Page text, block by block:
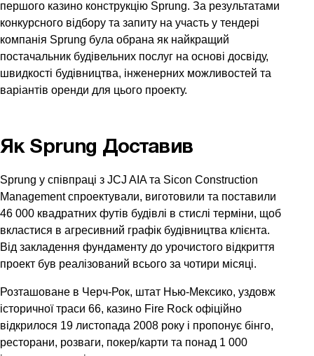
першого казино конструкцію Sprung. За результатами
конкурсного відбору та запиту на участь у тендері
компанія Sprung була обрана як найкращий
постачальник будівельних послуг на основі досвіду,
швидкості будівництва, інженерних можливостей та
варіантів оренди для цього проекту.
Як Sprung Доставив
Sprung у співпраці з JCJ AIA та Sicon Construction
Management спроектували, виготовили та поставили
46 000 квадратних футів будівлі в стислі терміни, щоб
вкластися в агресивний графік будівництва клієнта.
Від закладення фундаменту до урочистого відкриття
проект був реалізований всього за чотири місяці.
Розташоване в Черч-Рок, штат Нью-Мексико, уздовж
історичної траси 66, казино Fire Rock офіційно
відкрилося 19 листопада 2008 року і пропонує бінго,
ресторани, розваги, покер/карти та понад 1 000